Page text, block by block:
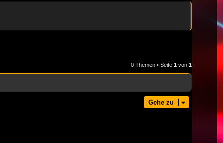
0 Themen • Seite 1 von 1
Gehe zu